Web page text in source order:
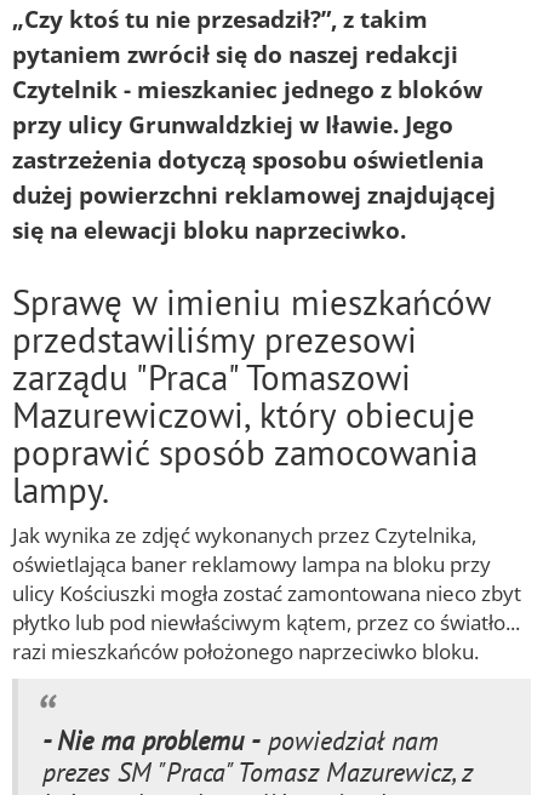
„Czy ktoś tu nie przesadził?”, z takim
pytaniem zwrócił się do naszej redakcji
Czytelnik - mieszkaniec jednego z bloków
przy ulicy Grunwaldzkiej w Iławie. Jego
zastrzeżenia dotyczą sposobu oświetlenia
dużej powierzchni reklamowej znajdującej
się na elewacji bloku naprzeciwko.
Sprawę w imieniu mieszkańców
przedstawiliśmy prezesowi
zarządu "Praca" Tomaszowi
Mazurewiczowi, który obiecuje
poprawić sposób zamocowania
lampy.
Jak wynika ze zdjęć wykonanych przez Czytelnika,
oświetlająca baner reklamowy lampa na bloku przy
ulicy Kościuszki mogła zostać zamontowana nieco zbyt
płytko lub pod niewłaściwym kątem, przez co światło...
razi mieszkańców położonego naprzeciwko bloku.
- Nie ma problemu - powiedział nam
prezes SM "Praca" Tomasz Mazurewicz, z